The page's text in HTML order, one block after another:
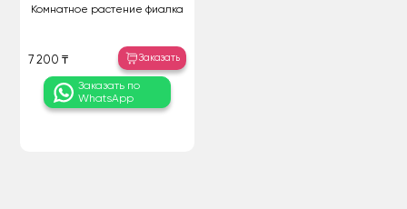
Комнатное растение фиалка
7 200 ₸ Заказать
Заказать по
WhatsApp